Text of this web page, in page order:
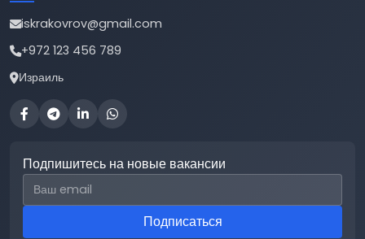
iskrakovrov@gmail.com
+972 123 456 789
Израиль
Подпишитесь на новые вакансии
Email для подписки
Подписаться